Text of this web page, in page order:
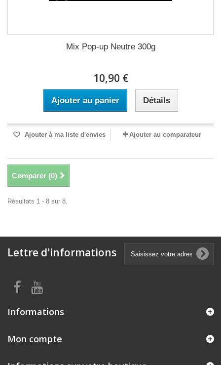
Mix Pop-up Neutre 300g
10,90 €
Ajouter au panier Détails
Ajouter à ma liste d'envies Ajouter au comparateur
Comparer (0)
Résultats 1 - 8 sur 8.
Lettre d'informations
Informations
Mon compte